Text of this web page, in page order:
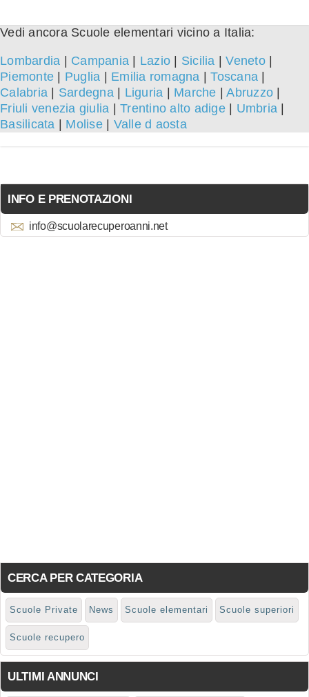
Vedi ancora Scuole elementari vicino a Italia:
Lombardia Campania Lazio Sicilia |Veneto|
Piemonte
Puglia Emilia romagna |Toscana
Calabria
Sardegna| Liguria Marche |Abruzzo
Friuli venezia giulia
Trentino alto adige| Umbria
Basilicata
Molise| Valle d aosta
INFO E PRENOTAZIONI
info@scuolarecuperoanni.net
CERCA PER CATEGORIA
Scuole Private News Scuole elementari Scuole superiori
Scuole recupero
ULTIMI ANNUNCI